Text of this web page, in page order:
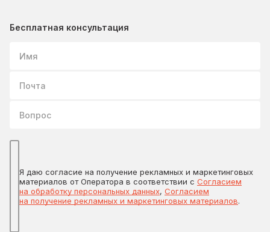
Бесплатная консультация
Я даю согласие на получение рекламных и маркетинговых
материалов от Оператора в соответствии с Согласием
на обработку персональных данных, Согласием
на получение рекламных и маркетинговых материалов.